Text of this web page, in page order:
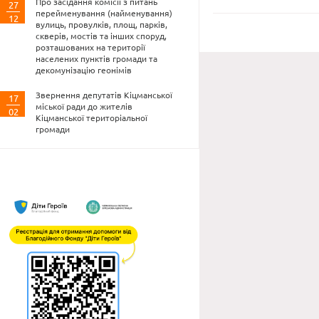
27
12
перейменування (найменування)
вулиць, провулків, площ, парків,
скверів, мостів та інших споруд,
розташованих на території
населених пунктів громади та
декомунізацію геонімів
17
02
Звернення депутатів Кіцманської
міської ради до жителів
Кіцманської територіальної
громади